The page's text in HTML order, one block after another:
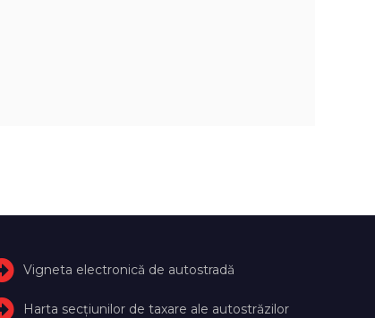
Vigneta electronică de autostradă
Harta secțiunilor de taxare ale autostrăzilor